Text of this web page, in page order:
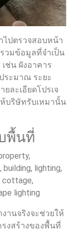
ไปตรวจสอบหน้า
วมข้อมูลที่จำเป็น
ช่น ผังอาคาร
ระมาณ ระยะ
ยละเอียดโปรเจ
บริษัทรับเหมานั้น
พื้นที่
านจริงจะช่วยให้
งสร้างของพื้นที่